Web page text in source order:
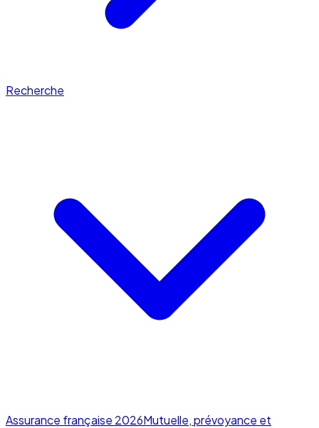
Recherche
Assurance française 2026Mutuelle, prévoyance et